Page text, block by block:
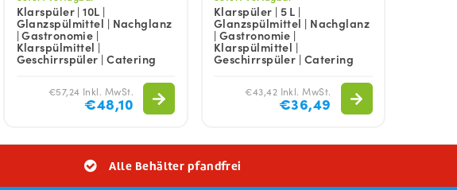
Klarspüler | 10L |
Glanzspülmittel | Nachglanz
| Gastronomie |
Klarspülmittel |
Geschirrspüler | Catering
€57,24 Inkl. MwSt.
€48,10
Klarspüler | 5 L |
Glanzspülmittel | Nachglanz
| Gastronomie |
Klarspülmittel |
Geschirrspüler | Catering
€43,42 Inkl. MwSt.
€36,49
Alle Behälter pfandfrei